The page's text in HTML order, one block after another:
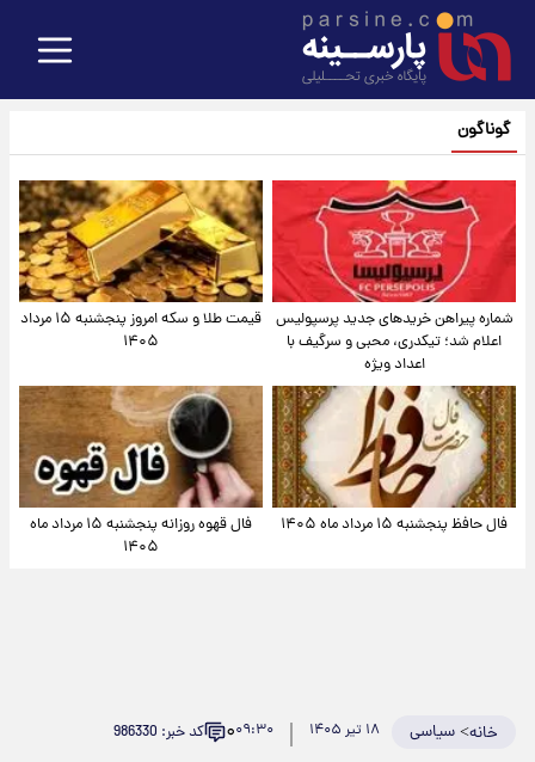
گوناگون
شماره پیراهن خریدهای جدید پرسپولیس
اعلام شد؛ تیکدری، محبی و سرگیف با
اعداد ویژه
قیمت طلا و سکه امروز پنجشنبه ۱۵ مرداد
۱۴۰۵
فال حافظ پنجشنبه ۱۵ مرداد ماه ۱۴۰۵
فال قهوه روزانه پنجشنبه ۱۵ مرداد ماه
۱۴۰۵
خانه>سیاسی ۱۸ تیر ۱۴۰۵ ۰۹:۳۰۰ کد خبر: 986330